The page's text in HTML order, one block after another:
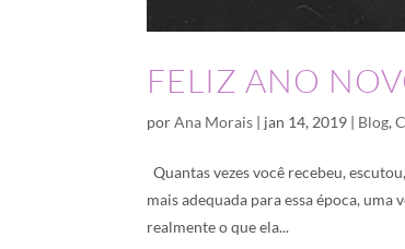
FELIZ ANO
porAna Morais | jan 14, 2019 | Blog,
Quantas vezes você recebeu,
mais adequada para essa época,
realmente o que ela...